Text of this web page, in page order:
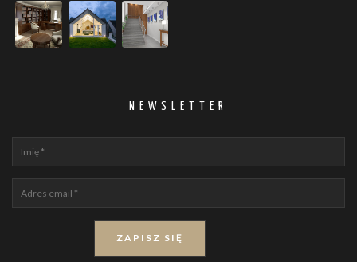
NEWSLETTER